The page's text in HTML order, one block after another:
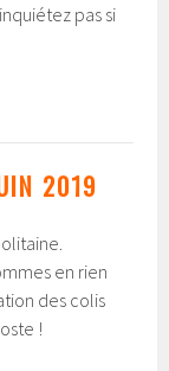
pas si
2019
en rien
des colis
!